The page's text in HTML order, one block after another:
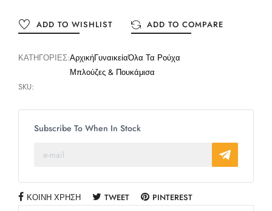
ADD TO WISHLIST ADD TO COMPARE
ΚΑΤΗΓΟΡΊΕΣ:ΑρχικήΓυναικείαΌλα Τα Ρούχα
Μπλούζες & Πουκάμισα
SKU:
Subscribe To When In Stock
ΚΟΙΝΉ ΧΡΉΣΗ TWEET PINTEREST